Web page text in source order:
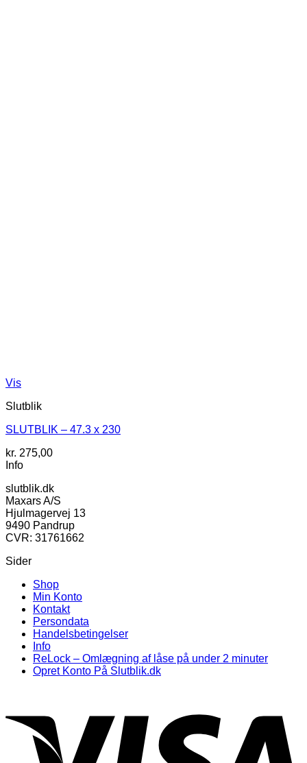
Vis
Slutblik
SLUTBLIK – 47.3 x 230
kr. 275,00
Info
slutblik.dk
Maxars A/S
Hjulmagervej 13
9490 Pandrup
CVR: 31761662
Sider
Shop
Min Konto
Kontakt
Persondata
Handelsbetingelser
Info
ReLock – Omlægning af låse på under 2 minuter
Opret Konto På Slutblik.dk